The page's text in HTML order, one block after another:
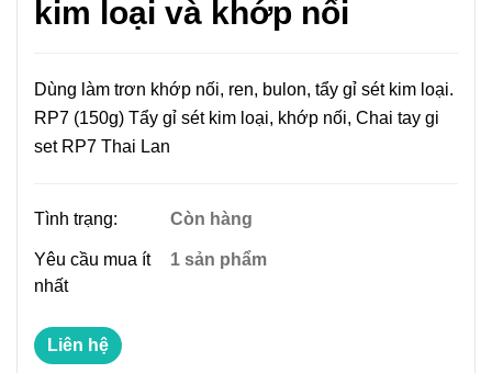
kim loại và khớp nối
Dùng làm trơn khớp nối, ren, bulon, tẩy gỉ sét kim loại.
RP7 (150g) Tẩy gỉ sét kim loại, khớp nối, Chai tay gi
set RP7 Thai Lan
Tình trạng: Còn hàng
Yêu cầu mua ít
nhất
1 sản phẩm
Liên hệ